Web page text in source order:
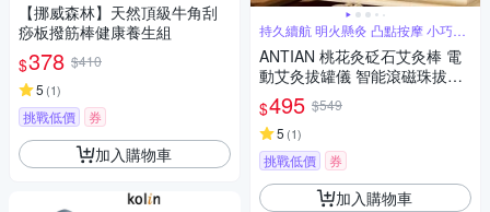
【挪威森林】天然頂級牛角刮
痧板撥筋棒健康養生組
$378 $410
5 (1)
挑戰低價 券
加入購物車
持久續航 明火懸灸 凸點按摩 小巧手
持
ANTIAN 桃花灸砭石艾灸棒 電
動艾灸拔罐儀 智能滾磁珠拔罐
按摩儀 吸罐艾灸器
$495 $549
5 (1)
挑戰低價 券
加入購物車